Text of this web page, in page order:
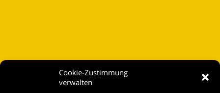
Cookie-Zustimmung
verwalten